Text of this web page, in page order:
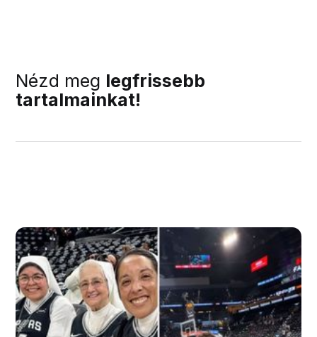
Nézd meg legfrissebb
tartalmainkat!